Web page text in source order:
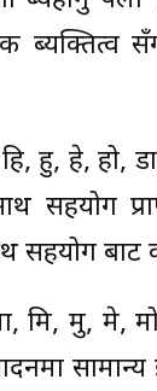
ब्यक्तित्व
हु, हे, हो,
सहयोग
सहयोग बाट
मि, मु, मे,